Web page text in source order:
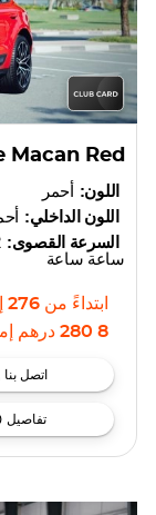
Macan Red
اللون: أحمر
اللون الداخلي:
السرعة القصوى:
ساعة ساعة
ابتداءً من 276
8 280
درهم
اتصل بنا
تفاصيل